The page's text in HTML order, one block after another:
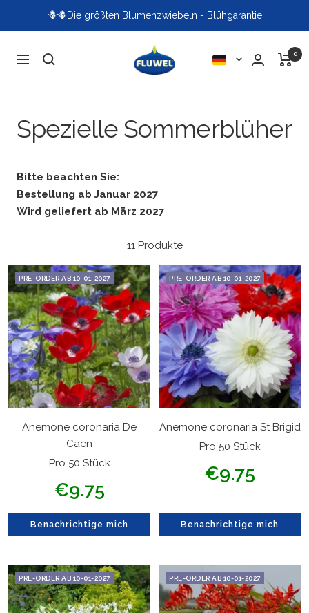
🪻🪻Die größten Blumenzwiebeln - Blühgarantie
Navigation
Fluwel Sprache 0
Spezielle Sommerblüher
Bitte beachten Sie:
Bestellung ab Januar 2027
Wird geliefert ab März 2027
11 Produkte
PRE-ORDER AB 10-01-2027
Anemone coronaria De
Caen
Pro 50 Stück
Angebotspreis
€9.75
Benachrichtige mich
PRE-ORDER AB 10-01-2027
Anemone coronaria St Brigid
Pro 50 Stück
Angebotspreis
€9.75
Benachrichtige mich
PRE-ORDER AB 10-01-2027 PRE-ORDER AB 10-01-2027